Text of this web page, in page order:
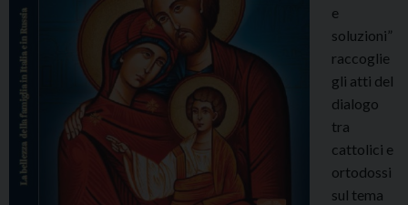
e
soluzioni”
raccoglie
gli atti del
dialogo
tra
cattolici e
ortodossi
sul tema